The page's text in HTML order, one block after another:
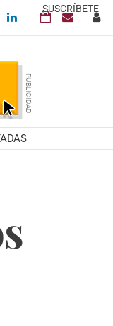
SUSCRÍBETE